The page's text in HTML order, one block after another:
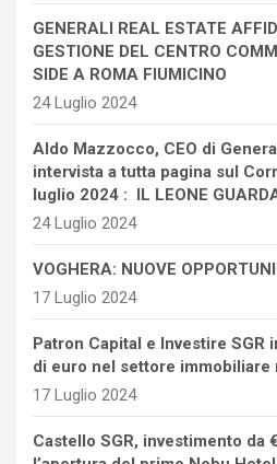
GENERALI REAL ESTATE
GESTIONE DEL CENTRO
SIDE A ROMA FIUMICINO
24 Luglio 2024
Aldo Mazzocco, CEO di
intervista a tutta pagina sul
luglio 2024 : IL LEONE
24 Luglio 2024
VOGHERA: NUOVE
17 Luglio 2024
Patron Capital e Investire SGR
di euro nel settore immobiliare
17 Luglio 2024
Castello SGR, investimento da